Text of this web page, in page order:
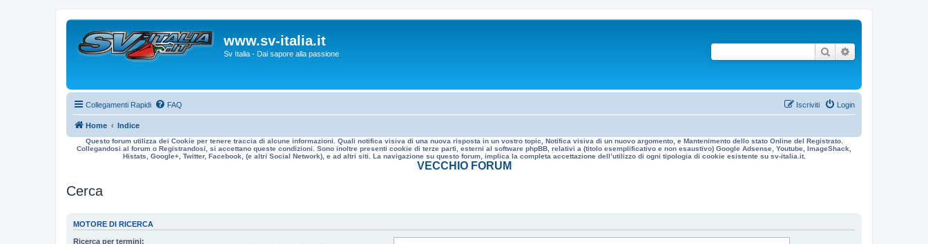
www.sv-italia.it
Sv Italia - Dai sapore alla passione Cerca
Collegamenti Rapidi FAQ Login
Iscriviti
Home Indice
Questo forum utilizza dei Cookie per tenere traccia di alcune informazioni. Quali notifica visiva di una nuova risposta in un vostro topic, Notifica visiva di un nuovo argomento, e Mantenimento dello stato Online del Registrato.
Collegandosi al forum o Registrandosi, si accettano queste condizioni. Sono inoltre presenti cookie di terze parti, esterni al software phpBB, relativi a (titolo esemplificativo e non esaustivo) Google Adsense, Youtube, ImageShack,
Histats, Google+, Twitter, Facebook, (e altri Social Network), e ad altri siti. La navigazione su questo forum, implica la completa accettazione dell’utilizzo di ogni tipologia di cookie esistente su sv-italia.it.
VECCHIO FORUM
Cerca
MOTORE DI RICERCA
Ricerca per termini: